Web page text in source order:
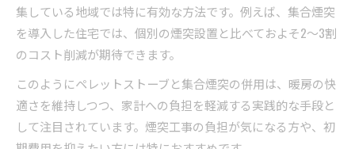
集している地域では特に有効な方法です。例えば、集合煙突
を導入した住宅では、個別の煙突設置と比べておよそ2～3割
のコスト削減が期待できます。
このようにペレットストーブと集合煙突の併用は、暖房の快
適さを維持しつつ、家計への負担を軽減する実践的な手段と
して注目されています。煙突工事の負担が気になる方や、初